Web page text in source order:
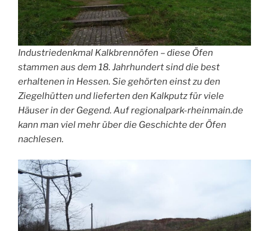
Industriedenkmal Kalkbrennöfen – diese Öfen
stammen aus dem 18. Jahrhundert sind die best
erhaltenen in Hessen. Sie gehörten einst zu den
Ziegelhütten und lieferten den Kalkputz für viele
Häuser in der Gegend. Auf regionalpark-rheinmain.de
kann man viel mehr über die Geschichte der Öfen
nachlesen.